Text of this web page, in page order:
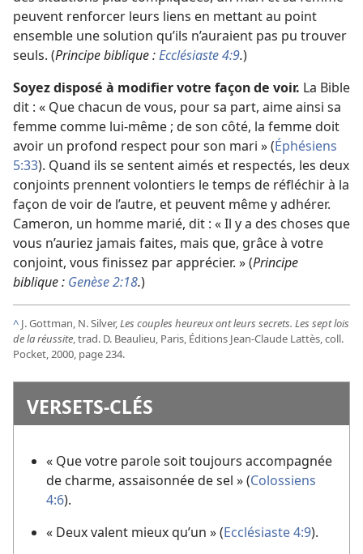
peuvent renforcer leurs liens en mettant au point
ensemble une solution qu’ils n’auraient pas pu trouver
seuls. (Principe biblique :Ecclésiaste 4:9.)
Soyez disposé à modifier votre façon de voir. La Bible
dit : « Que chacun de vous, pour sa part, aime ainsi sa
femme comme lui-même ; de son côté, la femme doit
avoir un profond respect pour son mari » (Éphésiens
5:33). Quand ils se sentent aimés et respectés, les deux
conjoints prennent volontiers le temps de réfléchir à la
façon de voir de l’autre, et peuvent même y adhérer.
Cameron, un homme marié, dit : « Il y a des choses que
vous n’auriez jamais faites, mais que, grâce à votre
conjoint, vous finissez par apprécier. » (Principe
biblique : Genèse 2:18.)
^ J. Gottman, N. Silver,Les couples heureux ont leurs secrets. Les sept lois
de la réussite, trad. D. Beaulieu, Paris, Éditions Jean-Claude Lattès, coll.
Pocket, 2000, page 234.
VERSETS-CLÉS
« Que votre parole soit toujours accompagnée
de charme, assaisonnée de sel » (Colossiens
4:6).
« Deux valent mieux qu’un » (Ecclésiaste 4:9).